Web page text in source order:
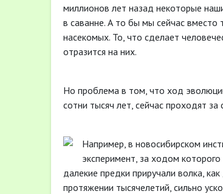
миллионов лет назад некоторые
в саванне. А то бы мы сейчас вместо
насекомых. То, что сделает
отразится на них.
Но проблема в том, что ход
сотни тысяч лет, сейчас проходят за
Например, в новосибирском
эксперимент, за ходом
далекие предки приручали волка,
протяжении тысячелетий, сильно